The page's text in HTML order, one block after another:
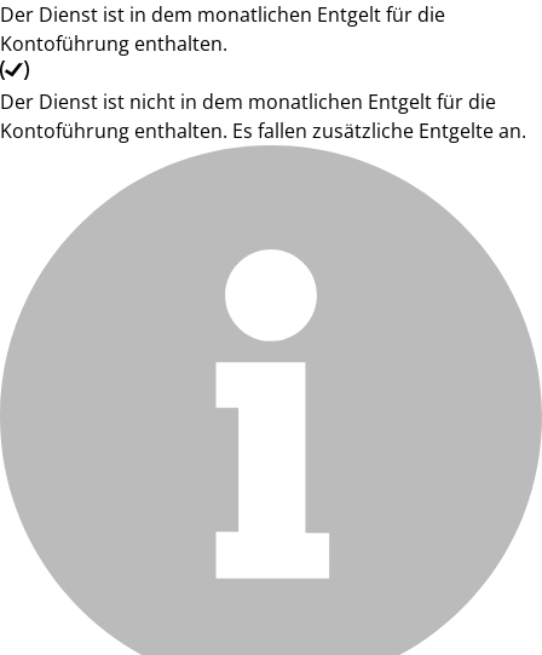
Der Dienst ist in dem monatlichen Entgelt für die
Kontoführung enthalten.
Der Dienst ist nicht in dem monatlichen Entgelt für die
Kontoführung enthalten. Es fallen zusätzliche Entgelte an.